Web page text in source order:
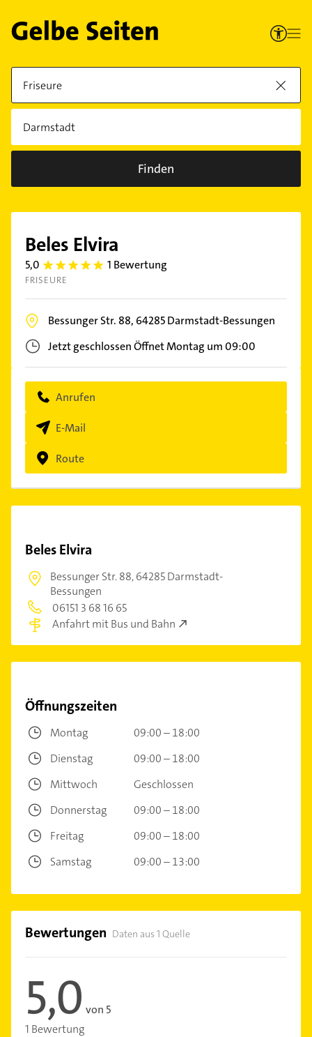
Finden
Beles Elvira
5,0 5.0 1 Bewertung
FRISEURE
Bessunger Str. 88, 64285Darmstadt-Bessungen
Jetzt geschlossenÖffnet Montag um 09:00
Anrufen
E-Mail
Route
Beles Elvira
Bessunger Str. 88,64285 Darmstadt-
Bessungen
06151 3 68 16 65
Anfahrt mit Bus und Bahn
Öffnungszeiten
Montag
09:00 – 18:00
Dienstag
09:00 – 18:00
Mittwoch
Geschlossen
Donnerstag
09:00 – 18:00
Freitag
09:00 – 18:00
Samstag
09:00 – 13:00
Bewertungen Daten aus 1 Quelle
5,0 von 5
1 Bewertung